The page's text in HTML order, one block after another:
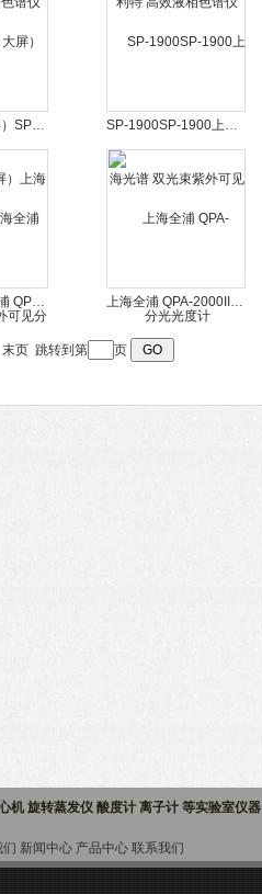
SP-1920（大屏）SP-1920（大屏）上海光谱 双光束紫外可见分光光度计 SP-1900SP-1900上海光谱 双光束紫外可见分光光度计
QPH-1L上海全浦 QPH-1L 氢气发生器 高纯氢发生器 上海全浦 QPA-2000II 空气发生器
末页 跳转到第 页
机 旋转蒸发仪 酸度计 离子计 等实验室仪器
们 新闻中心 产品中心 联系我们